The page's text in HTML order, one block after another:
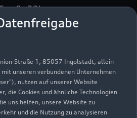
Straße 1, 85057 Ingolstadt, allein
unseren verbundenen Unternehmen
nutzen auf unserer Website
die Cookies und ähnliche Technologien
uns helfen, unsere Website zu
und die Nutzung zu analysieren
23b
Bennstedt